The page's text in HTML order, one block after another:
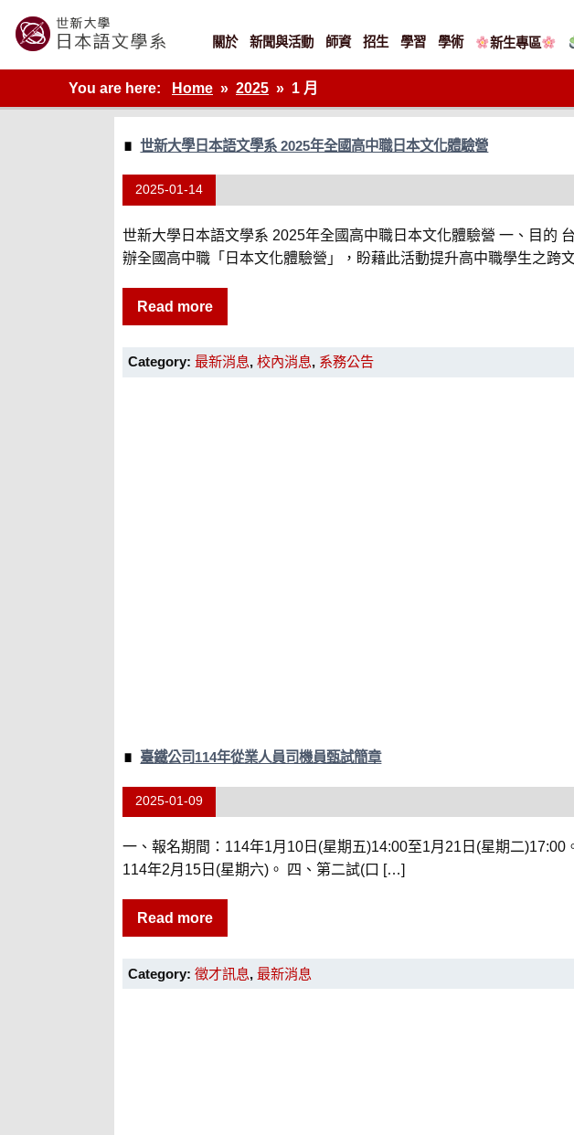
content
世新大學教學單位的網站
關於 新聞與活動 師資 招生 學習 學術 新生專區
You are here: Home 2025 1 月
世新大學日本語文學系 2025年全國高中職日本文化體驗營
2025-01-14
世新大學日本語文學系 2025年全國高中職日本文化體驗營 一、目的
辦全國高中職「日本文化體驗營」，盼藉此活動提升高中職學生之跨
Read more
Category: 最新消息, 校內消息, 系務公告
臺鐵公司114年從業人員司機員甄試簡章
2025-01-09
一、報名期間：114年1月10日(星期五)14:00至1月21日(星期二
114年2月15日(星期六)。 四、第二試(口 […]
Read more
Category: 徵才訊息, 最新消息